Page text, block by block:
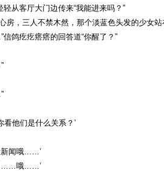
从客厅大门边传来“我能进来吗？”
房，三人不禁木然，那个淡蓝色头发的少女
疙疙瘩瘩的回答道“你醒了？”
他们是什么关系？’
新闻哦……’
……哦……’